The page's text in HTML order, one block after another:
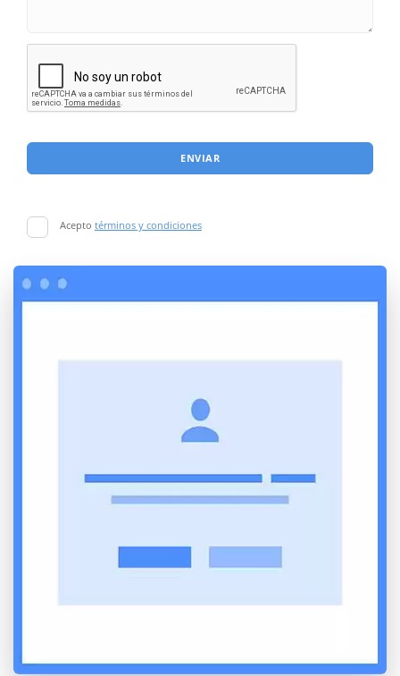
ENVIAR
Acepto términos y condiciones